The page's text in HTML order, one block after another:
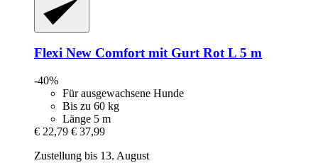
Flexi New Comfort mit Gurt Rot L 5 m
-40%
Für ausgewachsene Hunde
Bis zu 60 kg
Länge 5 m
€ 22,79 € 37,99
Zustellung bis 13. August